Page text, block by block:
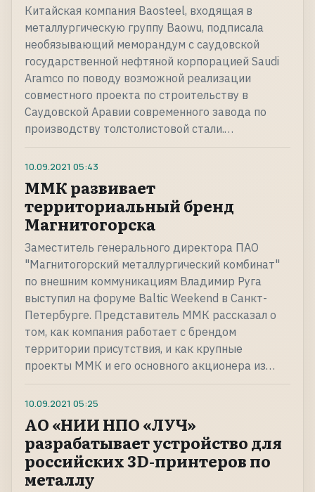
Китайская компания Baosteel, входящая в
металлургическую группу Baowu, подписала
необязывающий меморандум с саудовской
государственной нефтяной корпорацией Saudi
Aramco по поводу возможной реализации
совместного проекта по строительству в
Саудовской Аравии современного завода по
производству толстолистовой стали.…
10.09.2021 05:43
ММК развивает
территориальный бренд
Магнитогорска
Заместитель генерального директора ПАО
"Магнитогорский металлургический комбинат"
по внешним коммуникациям Владимир Руга
выступил на форуме Baltic Weekend в Санкт-
Петербурге. Представитель ММК рассказал о
том, как компания работает с брендом
территории присутствия, и как крупные
проекты ММК и его основного акционера из…
10.09.2021 05:25
АО «НИИ НПО «ЛУЧ»
разрабатывает устройство для
российских 3D-принтеров по
металлу